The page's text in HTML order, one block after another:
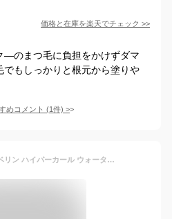
価格と在庫を楽天でチェック >>
―のまつ毛に負担をかけずダマ
でもしっかりと根元から塗りや
めコメント (1件) >
【1種類を選べる】メイベリン ハイパーカール ウォータープルーフ R マスカラ(9.2ml)【メイベリン】